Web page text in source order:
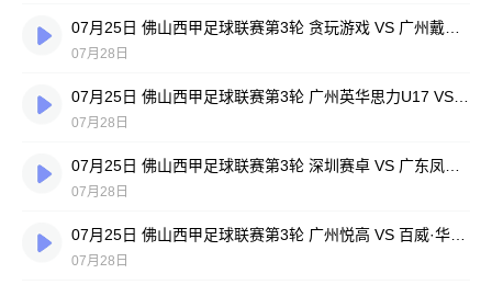
07月28日
07月28日
07月28日
07月28日